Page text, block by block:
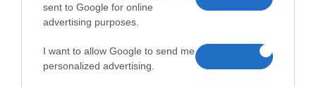
sent to Google for online
advertising purposes.
I want to allow Google to send me
personalized advertising.
mutat be a Samsung holnap?